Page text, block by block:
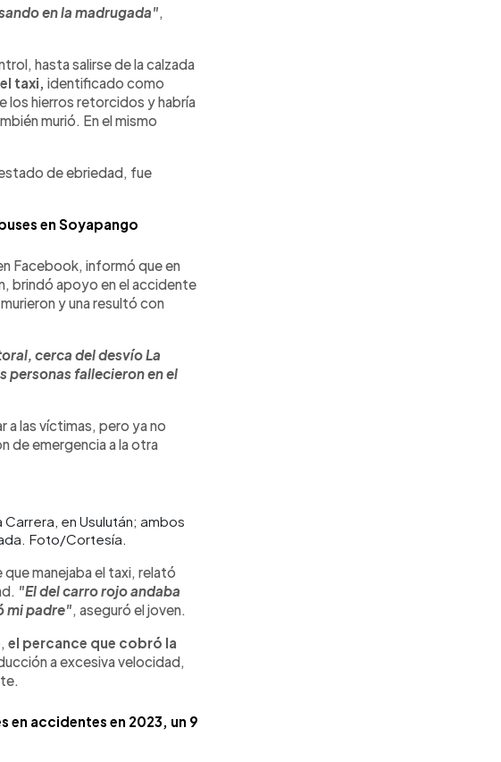
en la madrugada",
hasta salirse de la calzada
taxi, identificado como
los hierros retorcidos y habría
murió. En el mismo
de ebriedad, fue
en Soyapango
Facebook, informó que en
brindó apoyo en el accidente
y una resultó con
cerca del desvío La
personas fallecieron en el
a las víctimas, pero ya no
de emergencia a la otra
en Usulután; ambos
Foto/Cortesía.
manejaba el taxi, relató
"El del carro rojo andaba
mi padre", aseguró el joven.
el percance que cobró la
a excesiva velocidad,
en accidentes en 2023, un 9